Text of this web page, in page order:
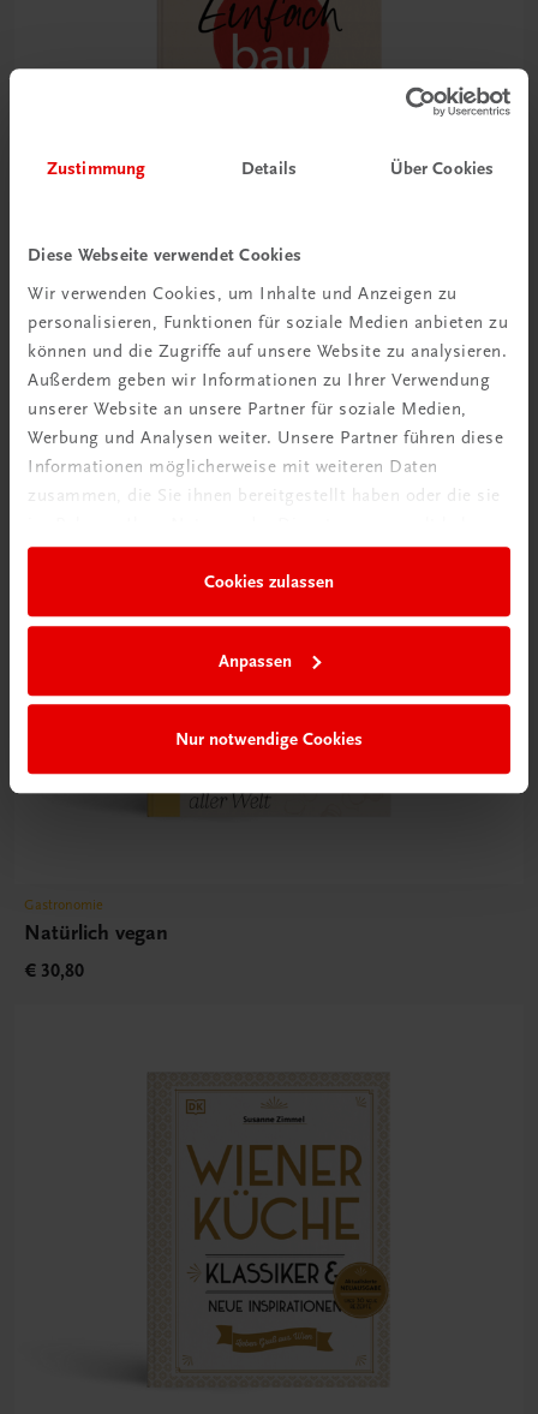
Zustimmung Details Über Cookies
Diese Webseite verwendet Cookies
Wir verwenden Cookies, um Inhalte und Anzeigen zu
personalisieren, Funktionen für soziale Medien anbieten zu
können und die Zugriffe auf unsere Website zu analysieren.
Außerdem geben wir Informationen zu Ihrer Verwendung
unserer Website an unsere Partner für soziale Medien,
Werbung und Analysen weiter. Unsere Partner führen diese
Informationen möglicherweise mit weiteren Daten
zusammen, die Sie ihnen bereitgestellt haben oder die sie
Cookies zulassen
Anpassen
Nur notwendige Cookies
Einfach Bau
Sterneküche für zu Hause
€ 36,00
Gastronomie
Natürlich vegan
€ 30,80